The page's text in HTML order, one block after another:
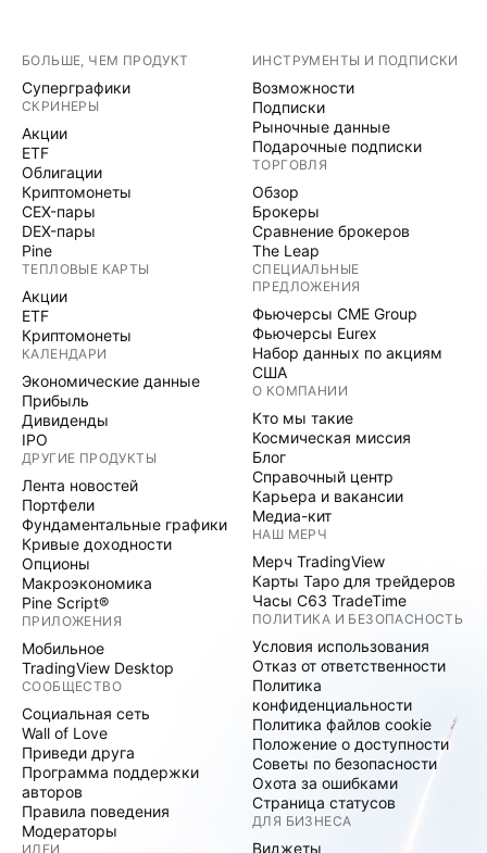
БОЛЬШЕ, ЧЕМ ПРОДУКТ
Суперграфики
СКРИНЕРЫ
Акции
ETF
Облигации
Криптомонеты
CEX-пары
DEX-пары
Pine
ТЕПЛОВЫЕ КАРТЫ
Акции
ETF
Криптомонеты
КАЛЕНДАРИ
Экономические данные
Прибыль
Дивиденды
IPO
ДРУГИЕ ПРОДУКТЫ
Лента новостей
Портфели
Фундаментальные графики
Кривые доходности
Опционы
Макроэкономика
Pine Script®
ПРИЛОЖЕНИЯ
Мобильное
TradingView Desktop
СООБЩЕСТВО
Социальная сеть
Wall of Love
Приведи друга
Программа поддержки
авторов
Правила поведения
Модераторы
ИДЕИ
ИНСТРУМЕНТЫ И ПОДПИСКИ
Возможности
Подписки
Рыночные данные
Подарочные подписки
ТОРГОВЛЯ
Обзор
Брокеры
Сравнение брокеров
The Leap
СПЕЦИАЛЬНЫЕ
ПРЕДЛОЖЕНИЯ
Фьючерсы CME Group
Фьючерсы Eurex
Набор данных по акциям
США
О КОМПАНИИ
Кто мы такие
Космическая миссия
Блог
Справочный центр
Карьера и вакансии
Медиа-кит
НАШ МЕРЧ
Мерч TradingView
Карты Таро для трейдеров
Часы C63 TradeTime
ПОЛИТИКА И БЕЗОПАСНОСТЬ
Условия использования
Отказ от ответственности
Политика
конфиденциальности
Политика файлов cookie
Положение о доступности
Советы по безопасности
Охота за ошибками
Страница статусов
ДЛЯ БИЗНЕСА
Виджеты